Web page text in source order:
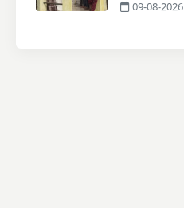
09-08-2026